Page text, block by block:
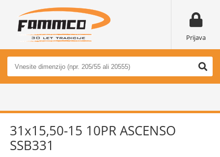
Prijava
31x15,50-15 10PR ASCENSO
SSB331